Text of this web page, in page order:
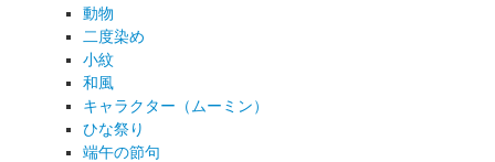
動物
二度染め
小紋
和風
キャラクター（ムーミン）
ひな祭り
端午の節句